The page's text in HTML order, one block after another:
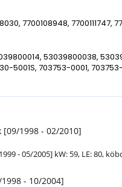
7700108948, 7700111747,
53039800038,
5001S, 703753-0001,
[09/1998 - 02/2010]
- 05/2005] kW: 59, LE: 80,
- 10/2004]